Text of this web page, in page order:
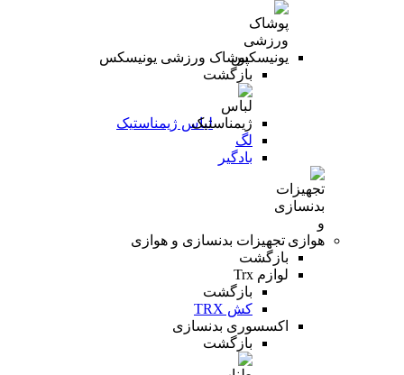
پوشاک ورزشی یونیسکس
بازگشت
لباس ژیمناستیک
لگ
بادگیر
تجهیزات بدنسازی و هوازی
بازگشت
لوازم Trx
بازگشت
کش TRX
اکسسوری بدنسازی
بازگشت